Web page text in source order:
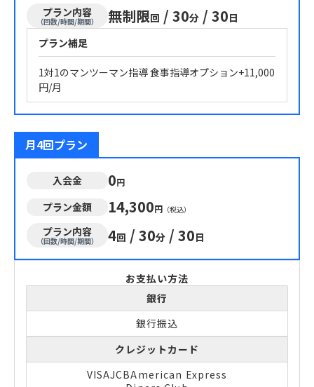
プラン内容
（回数/時間/期間） 無制限回 / 30分 / 30日
プラン補足
1対1のマンツーマン指導 食事指導オプション+11,000
円/月
月4回プラン
入会金 0円
プラン金額 14,300円 （税込）
プラン内容
（回数/時間/期間） 4回 / 30分 / 30日
お支払い方法
銀行
銀行振込
クレジットカード
VISAJCBAmerican Express